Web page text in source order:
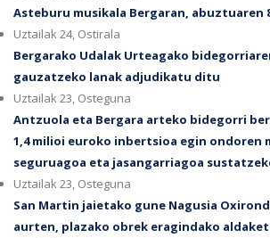
Asteburu musikala Bergaran, abuztuaren
Uztailak 24, Ostirala
Bergarako Udalak Urteagako
gauzatzeko lanak adjudikatu ditu
Uztailak 23, Osteguna
Antzuola eta Bergara arteko bidegorri
1,4 milioi euroko inbertsioa egin ondoren
seguruagoa eta jasangarriagoa
Uztailak 23, Osteguna
San Martin jaietako gune Nagusia
aurten, plazako obrek eragindako